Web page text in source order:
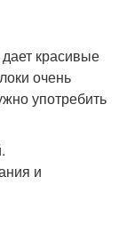
красивые
очень
употребить